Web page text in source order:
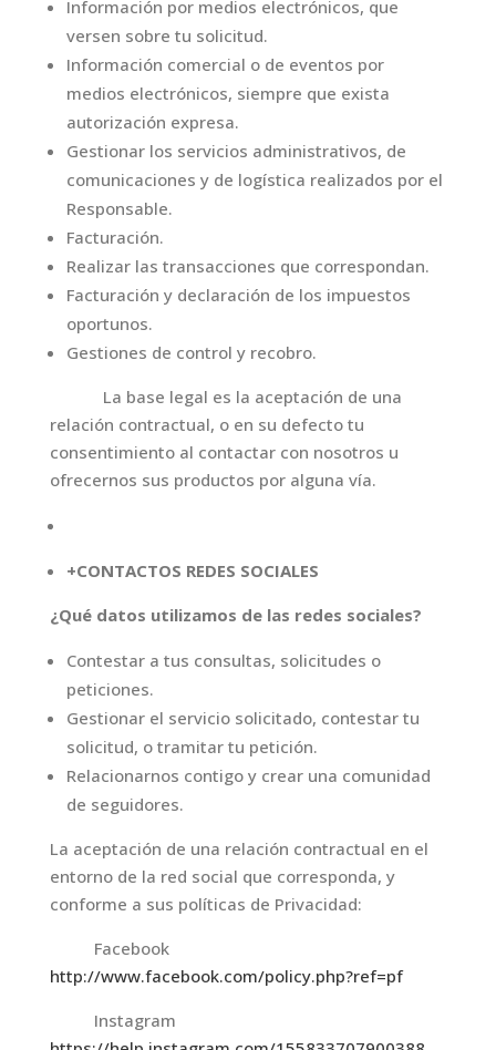
Información por medios electrónicos, que
versen sobre tu solicitud.
Información comercial o de eventos por
medios electrónicos, siempre que exista
autorización expresa.
Gestionar los servicios administrativos, de
comunicaciones y de logística realizados por el
Responsable.
Facturación.
Realizar las transacciones que correspondan.
Facturación y declaración de los impuestos
oportunos.
Gestiones de control y recobro.
La base legal es la aceptación de una
relación contractual, o en su defecto tu
consentimiento al contactar con nosotros u
ofrecernos sus productos por alguna vía.
+CONTACTOS REDES SOCIALES
¿Qué datos utilizamos de las redes sociales?
Contestar a tus consultas, solicitudes o
peticiones.
Gestionar el servicio solicitado, contestar tu
solicitud, o tramitar tu petición.
Relacionarnos contigo y crear una comunidad
de seguidores.
La aceptación de una relación contractual en el
entorno de la red social que corresponda, y
conforme a sus políticas de Privacidad:
Facebook
http://www.facebook.com/policy.php?ref=pf
Instagram